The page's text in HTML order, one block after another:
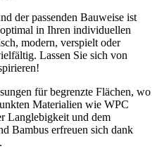
der passenden Bauweise ist
in Ihren individuellen
modern, verspielt oder
Lassen Sie sich von
für begrenzte Flächen, wo
Materialien wie WPC
Langlebigkeit und dem
Bambus erfreuen sich dank